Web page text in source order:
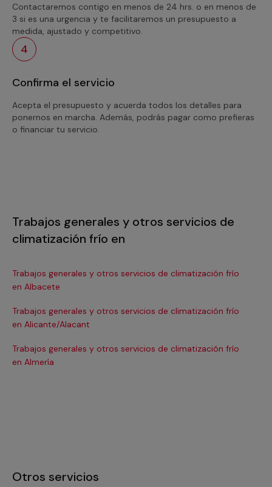
Contactaremos contigo en menos de 24 hrs. o en menos de
3 si es una urgencia y te facilitaremos un presupuesto a
medida, ajustado y competitivo.
4
Confirma el servicio
Acepta el presupuesto y acuerda todos los detalles para
ponernos en marcha. Además, podrás pagar como prefieras
o financiar tu servicio.
Trabajos generales y otros servicios de
climatización frío en
Trabajos generales y otros servicios de climatización frío
en Albacete
Trabajos generales y otros servicios de climatización frío
en Alicante/Alacant
Trabajos generales y otros servicios de climatización frío
en Almería
Otros servicios